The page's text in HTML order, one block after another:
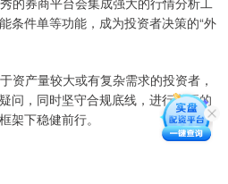
条件单等功能，成为投资者决策的“外
资产量较大或有复杂需求的投资者，
问，同时坚守合规底线，进行必要的
架下稳健前行。